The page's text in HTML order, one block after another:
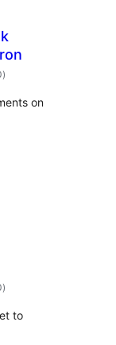
valoracións
totais
)
on
valoracións
totais
)
to